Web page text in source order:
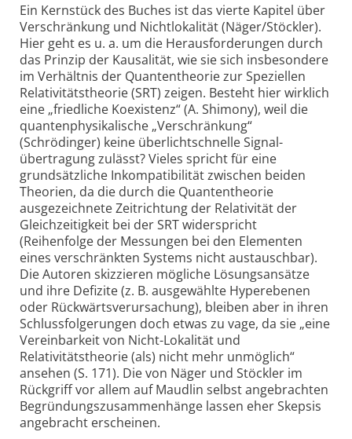
Ein Kernstück des Buches ist das vierte Kapitel über
Verschränkung und Nichtlokalität (Näger/Stöckler).
Hier geht es u. a. um die Herausforderungen durch
das Prinzip der Kausalität, wie sie sich insbesondere
im Verhältnis der Quantentheorie zur Speziellen
Relativitätstheorie (SRT) zeigen. Besteht hier wirklich
eine „friedliche Koexistenz“ (A. Shimony), weil die
quantenphysikalische „Verschränkung“
(Schrödinger) keine überlichtschnelle Signal­
übertragung zulässt? Vieles spricht für eine
grundsätzliche Inkompatibilität zwischen beiden
Theorien, da die durch die Quantentheorie
ausgezeichnete Zeitrichtung der Relativität der
Gleichzeitigkeit bei der SRT widerspricht
(Reihenfolge der Messungen bei den Elementen
eines verschränkten Systems nicht austauschbar).
Die Autoren skizzieren mögliche Lösungsansätze
und ihre Defizite (z. B. ausgewählte Hyperebenen
oder Rückwärtsverursachung), bleiben aber in ihren
Schlussfolgerungen doch etwas zu vage, da sie „eine
Vereinbarkeit von Nicht-Lokalität und
Relativitätstheo­rie (als) nicht mehr unmöglich“
ansehen (S. 171). Die von Näger und Stöckler im
Rückgriff vor allem auf Maudlin selbst angebrachten
Begründungszusammenhänge lassen eher Skepsis
an­gebracht erscheinen.